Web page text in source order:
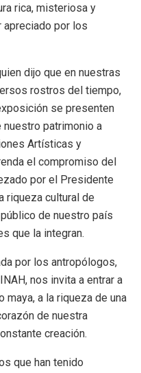
rica, misteriosa y
apreciado por los
dijo que en nuestras
rostros del tiempo,
se presenten
patrimonio a
Artísticas y
el compromiso del
por el Presidente
riqueza cultural de
de nuestro país
que la integran.
por los antropólogos,
nos invita a entrar a
a la riqueza de una
de nuestra
creación.
que han tenido